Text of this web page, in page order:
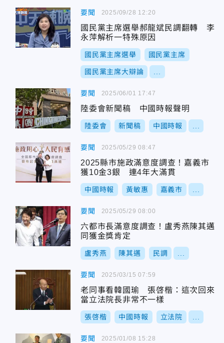
要聞
國民黨主席選舉郝龍斌民調翻轉 李
永萍解析一特殊原因
國民黨主席選舉 國民黨主席
國民黨主席大辯論
2025/09/28 12:20
要聞
陸委會新聞稿 中國時報聲明
陸委會 新聞稿 中國時報
2025/06/01 17:47
要聞
2025縣市施政滿意度調查！嘉義市
獲10金3銀 連4年大滿貫
中國時報 黃敏惠 嘉義市
2025/05/29 08:47
要聞
六都市長滿意度調查！盧秀燕陳其邁
同獲金獎肯定
盧秀燕 陳其邁 民調
2025/05/29 08:00
要聞
老同事看韓國瑜 張啓楷：這次回來
當立法院長非常不一樣
張啓楷 中國時報 立法院
2025/03/15 07:59
要聞 2025/01/08 15:28